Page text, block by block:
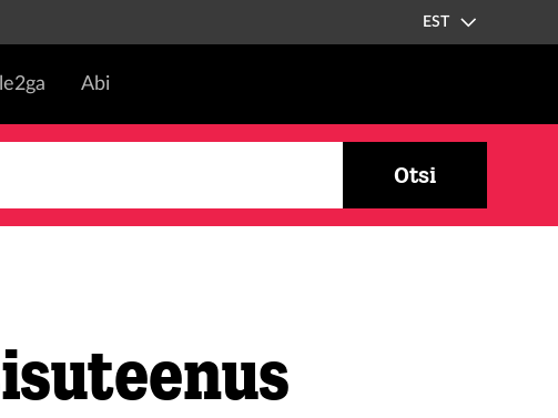
EST
Abi
Otsi